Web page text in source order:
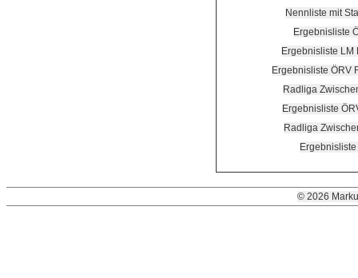
Nennliste mit
Ergebnisliste
Ergebnisliste LM
Ergebnisliste ÖRV
Radliga
Ergebnisliste
Radliga
© 2026